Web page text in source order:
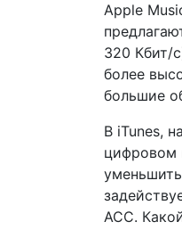
Apple
320 Кбит/
более
большие
В iTunes,
цифровом
ACC.